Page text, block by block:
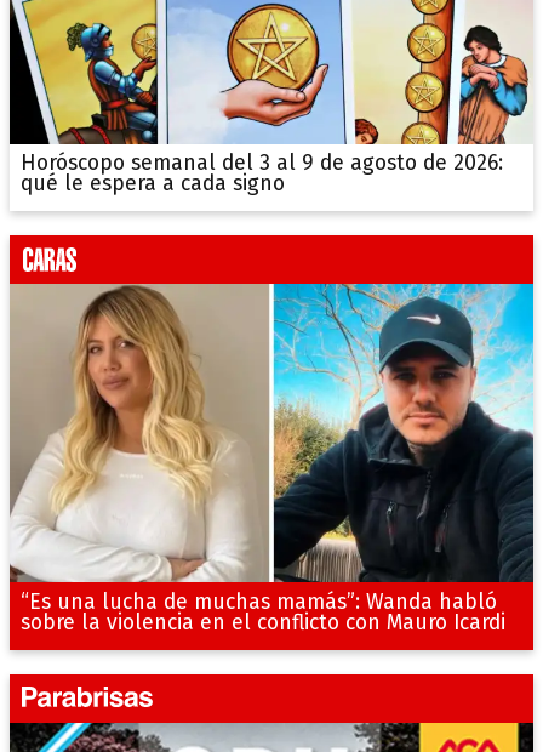
Horóscopo semanal del 3 al 9 de agosto de 2026:
qué le espera a cada signo
“Es una lucha de muchas mamás”: Wanda habló
sobre la violencia en el conflicto con Mauro Icardi